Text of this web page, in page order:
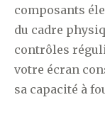
composants
du cadre
contrôles
votre écran
sa capacité à